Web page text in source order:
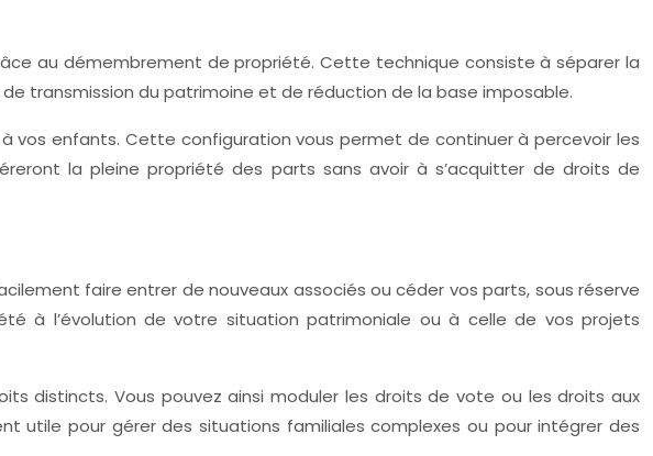
au démembrement de propriété. Cette technique consiste à séparer la
transmission du patrimoine et de réduction de la base imposable.
vos enfants. Cette configuration vous permet de continuer à percevoir les
la pleine propriété des parts sans avoir à s’acquitter de droits de
faire entrer de nouveaux associés ou céder vos parts, sous réserve
à l’évolution de votre situation patrimoniale ou à celle de vos projets
distincts. Vous pouvez ainsi moduler les droits de vote ou les droits aux
pour gérer des situations familiales complexes ou pour intégrer des